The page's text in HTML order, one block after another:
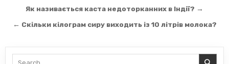
Навігація
записів
Як називається каста недоторканних в Індії? →
← Скільки кілограм сиру виходить із 10 літрів молока?